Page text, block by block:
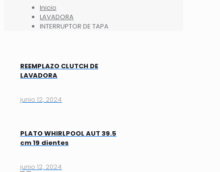
Inicio
LAVADORA
INTERRUPTOR DE TAPA
REEMPLAZO CLUTCH DE
LAVADORA
junio 12, 2024
PLATO WHIRLPOOL AUT 39.5
cm 19 dientes
junio 12, 2024